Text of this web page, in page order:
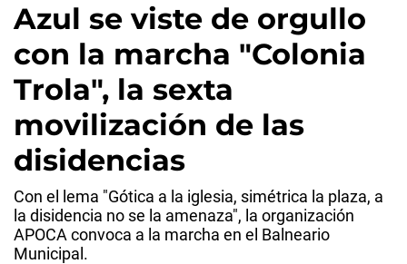
Azul se viste de orgullo
con la marcha "Colonia
Trola", la sexta
movilización de las
disidencias
Con el lema "Gótica a la iglesia, simétrica la plaza, a
la disidencia no se la amenaza", la organización
APOCA convoca a la marcha en el Balneario
Municipal.